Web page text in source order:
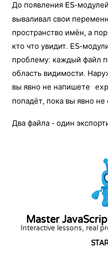
До появления ES-
вываливал свои
пространство имён, а
кто что увидит. ES-
проблему: каждый файл
область видимости.
вы явно не напишете
попадёт, пока вы явно не
Два файла - один
Master
Interactive lessons, real